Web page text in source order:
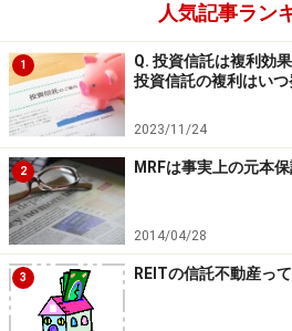
人気記事ラン
1
Q. 投資信託は複利効
投資信託の複利はい
2023/11/24
2 MRFは事実上の元本
2014/04/28
3 REITの信託不動産っ